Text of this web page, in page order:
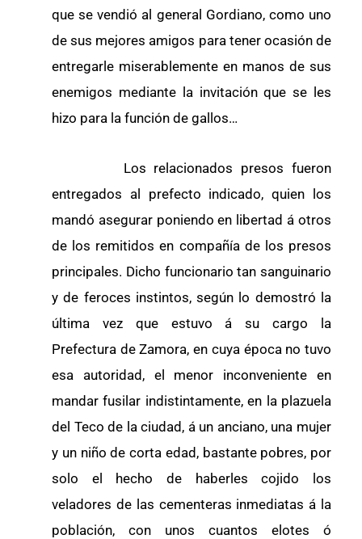
que se vendió al general Gordiano, como uno
de sus mejores amigos para tener ocasión de
entregarle miserablemente en manos de sus
enemigos mediante la invitación que se les
hizo para la función de gallos…
Los relacionados presos fueron
entregados al prefecto indicado, quien los
mandó asegurar poniendo en libertad á otros
de los remitidos en compañía de los presos
principales. Dicho funcionario tan sanguinario
y de feroces instintos, según lo demostró la
última vez que estuvo á su cargo la
Prefectura de Zamora, en cuya época no tuvo
esa autoridad, el menor inconveniente en
mandar fusilar indistintamente, en la plazuela
del Teco de la ciudad, á un anciano, una mujer
y un niño de corta edad, bastante pobres, por
solo el hecho de haberles cojido los
veladores de las cementeras inmediatas á la
población, con unos cuantos elotes ó